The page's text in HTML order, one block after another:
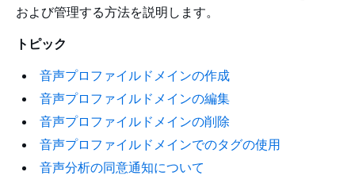
および管理する方法を説明します。
トピック
音声プロファイルドメインの作成
音声プロファイルドメインの編集
音声プロファイルドメインの削除
音声プロファイルドメインでのタグの使用
音声分析の同意通知について